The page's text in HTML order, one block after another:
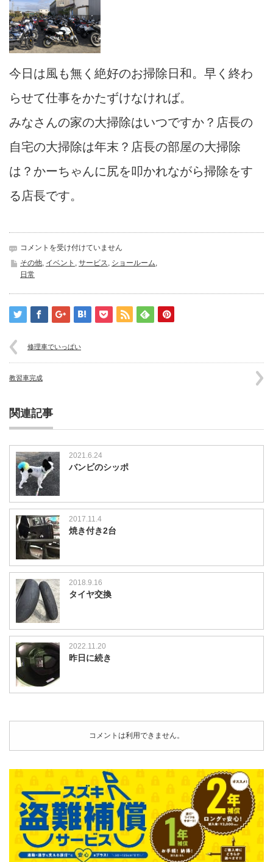
今日は風も無く絶好のお掃除日和。早く終わ
らせて仕事をかたずけなければ。
みなさんの家の大掃除はいつですか？店長の
自宅の大掃除は年末？店長の部屋の大掃除
は？かーちゃんに尻を叩かれながら掃除をす
る店長です。
大
掃
除
コメントを受け付けていません
その他, イベント , サービス, ショールーム,
日常
修理車でいっぱい
教習車完成
関連記事
2021.6.24
バンビのシッポ
2017.11.4
焼き付き2台
2018.9.16
タイヤ交換
2022.11.20
昨日に続き
コメントは利用できません。